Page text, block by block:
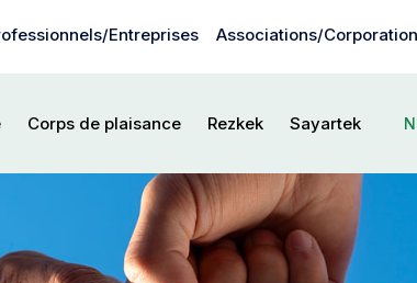
Entreprises Associations/
Corps de plaisance Rezkek Sayartek